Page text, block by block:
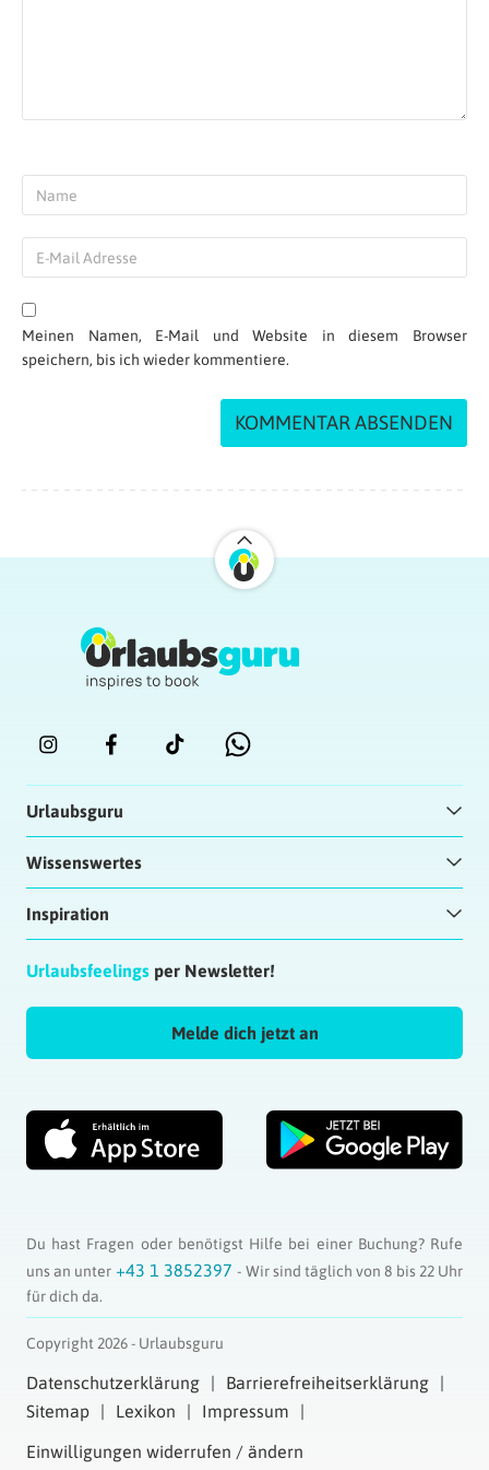
Meinen Namen, E-Mail und Website in diesem Browser
speichern, bis ich wieder kommentiere.
Urlaubsguru
Wissenswertes
Inspiration
Urlaubsfeelings per Newsletter!
Melde dich jetzt an
Du hast Fragen oder benötigst Hilfe bei einer Buchung? Rufe
uns an unter +43 1 3852397- Wir sind täglich von 8 bis 22 Uhr
für dich da.
Copyright 2026 - Urlaubsguru
Datenschutzerklärung
Barrierefreiheitserklärung
Sitemap
Lexikon Impressum
Einwilligungen widerrufen / ändern